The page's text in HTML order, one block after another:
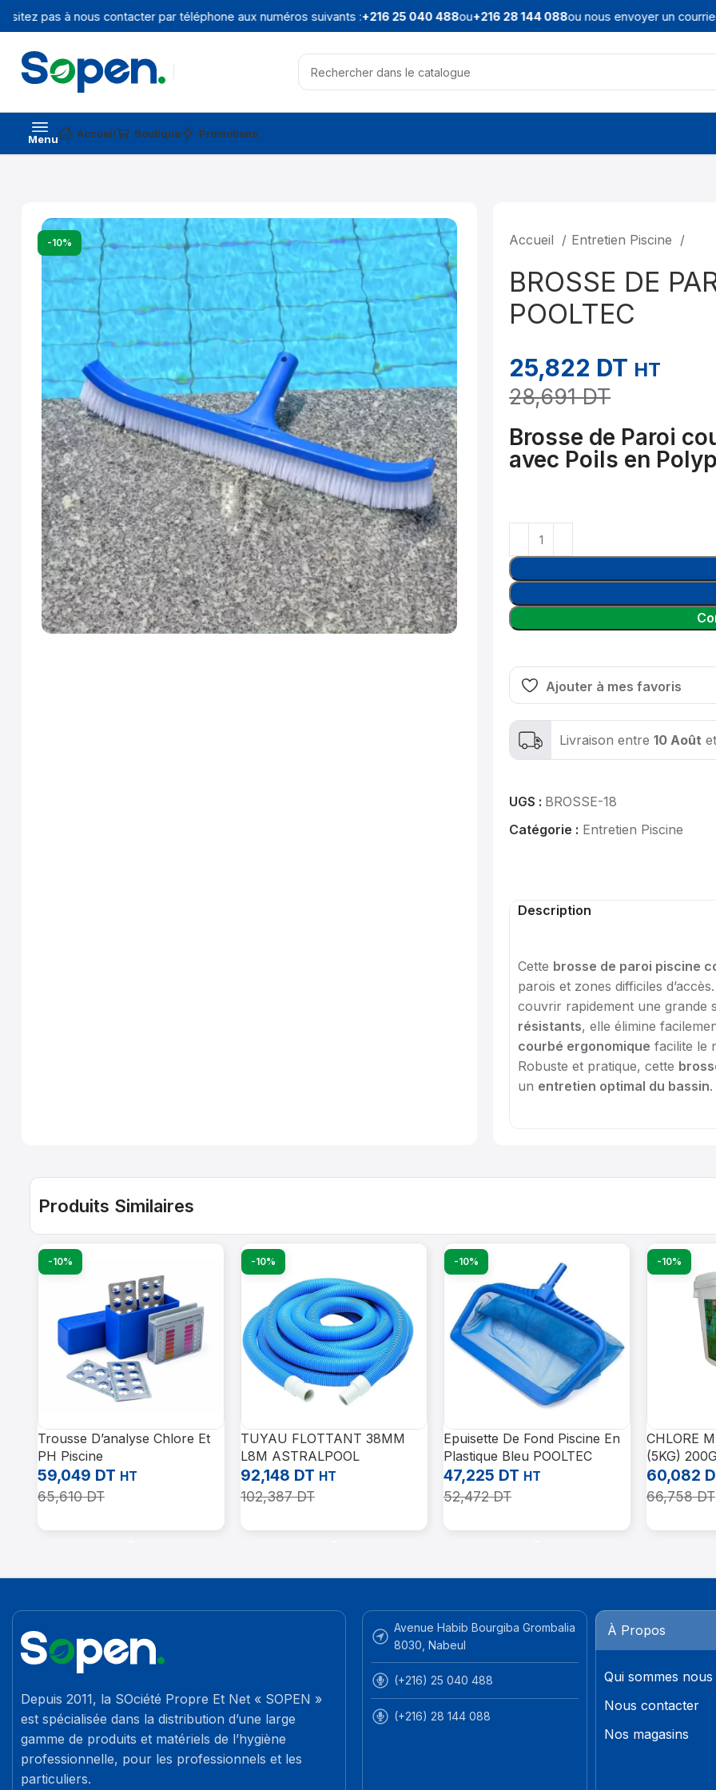
pas à nous contacter par téléphone aux numéros suivants :+216 25 040 488ou+216 28 144 088ou nous envoyer un courriel
Menu Accueil Boutique Promotions
-10% Accueil Entretien Piscine
BROSSE DE
POOLTEC
25,822 DT HT
28,691DT
Brosse de Paroi
avec Poils en
Ajouter à mes favoris
Livraison entre10 Août et
UGS : BROSSE-18
Catégorie : Entretien Piscine
Description
Cette brosse de paroi piscine
parois et zones difficiles
couvrir rapidement une grande
résistants, elle élimine
courbé ergonomique facilite le
Robuste et pratique, cette
un entretien optimal du bassin.
Produits Similaires
-10%
Trousse D’analyse Chlore Et
PH Piscine
59,049 DT HT
65,610DT
-10%
TUYAU FLOTTANT 38MM
L8M ASTRALPOOL
92,148 DT HT
102,387DT
-10%
Epuisette De Fond Piscine En
Plastique Bleu POOLTEC
47,225 DT HT
52,472DT
-10%
CHLORE
(5KG) 200G
60,082
66,758DT
Depuis 2011, la SOciété Propre Et Net « SOPEN »
est spécialisée dans la distribution d’une large
gamme de produits et matériels de l’hygiène
professionnelle, pour les professionnels et les
particuliers.
Avenue Habib Bourgiba Grombalia
8030, Nabeul
(+216) 25 040 488
(+216) 28 144 088
À Propos
Qui sommes nous
Nous contacter
Nos magasins